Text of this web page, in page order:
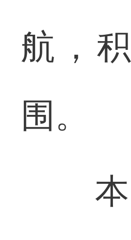
航，
围。
本届